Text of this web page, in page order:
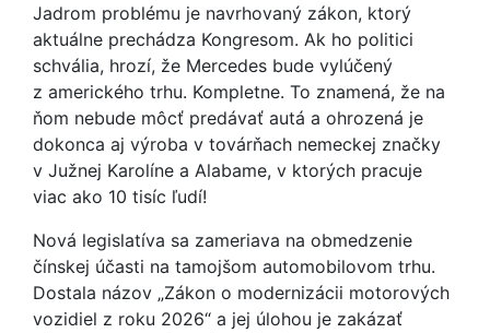
Jadrom problému je navrhovaný zákon, ktorý
aktuálne prechádza Kongresom. Ak ho politici
schvália, hrozí, že Mercedes bude vylúčený
z amerického trhu. Kompletne. To znamená, že na
ňom nebude môcť predávať autá a ohrozená je
dokonca aj výroba v továrňach nemeckej značky
v Južnej Karolíne a Alabame, v ktorých pracuje
viac ako 10 tisíc ľudí!
Nová legislatíva sa zameriava na obmedzenie
čínskej účasti na tamojšom automobilovom trhu.
Dostala názov „Zákon o modernizácii motorových
vozidiel z roku 2026“ a jej úlohou je zakázať